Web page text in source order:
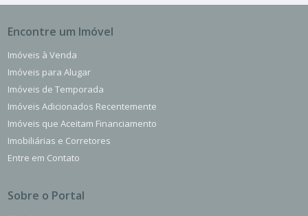
Encontre um Imóvel
Imóveis à Venda
Imóveis para Alugar
Imóveis de Temporada
Imóveis Adicionados Recentemente
Imóveis que Aceitam Financiamento
Imobiliárias e Corretores
Entre em Contato
Sobre o Portal